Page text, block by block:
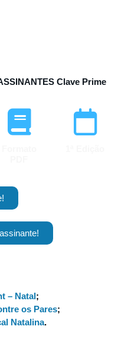
Clave Prime
– Natal;
os Pares;
Natalina.